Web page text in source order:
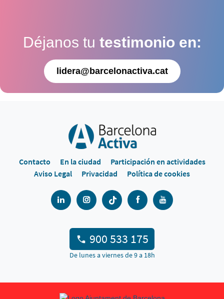
Déjanos tu testimonio en:
lidera@barcelonactiva.cat
Contacto En la ciudad
Participación en actividades
Aviso Legal
Privacidad Política de cookies
900 533 175
De lunes a viernes de 9 a 18h